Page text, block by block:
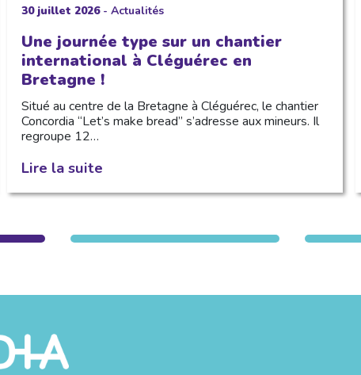
30 juillet 2026- Actualités
Une journée type sur un chantier
international à Cléguérec en
Bretagne !
Situé au centre de la Bretagne à Cléguérec, le chantier
Concordia “Let’s make bread” s’adresse aux mineurs. Il
regroupe 12…
Lire la suite